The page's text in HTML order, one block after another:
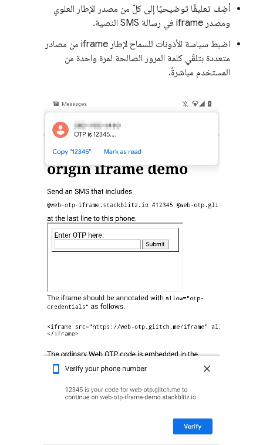
أضِف تعليقًا توضيحيًا إلى كلّ من مصدر الإطار العلوي
ومصدر iframe في رسالة SMS النصية.
اضبط سياسة الأذونات للسماح لإطار iframe من مصادر
متعددة بتلقّي كلمة المرور الصالحة لمرة واحدة من
المستخدم مباشرةً.